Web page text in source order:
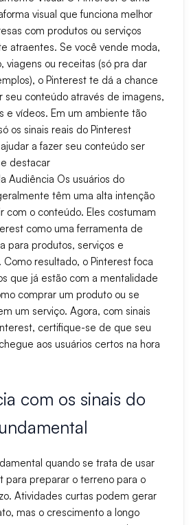
visual que funciona melhor
com produtos ou serviços
atraentes. Se você vende moda,
viagens ou receitas (só pra dar
o Pinterest te dá a chance
seu conteúdo através de imagens,
e vídeos. Em um ambiente tão
os sinais reais do Pinterest
a fazer seu conteúdo ser
destacar
Audiência Os usuários do
têm uma alta intenção
com o conteúdo. Eles costumam
como uma ferramenta de
para produtos, serviços e
Como resultado, o Pinterest foca
que já estão com a mentalidade
comprar um produto ou se
um serviço. Agora, com sinais
certifique-se de que seu
aos usuários certos na hora
com os sinais do
quando se trata de usar
para preparar o terreno para o
Atividades curtas podem gerar
mas o crescimento a longo